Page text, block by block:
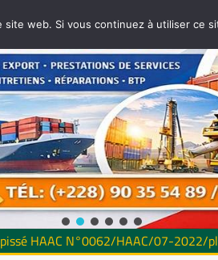
HAAC N°0062/HAAC/07-2022/
web. Si vous continuez à utiliser ce